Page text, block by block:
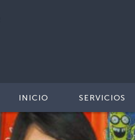
INICIO SERVICIOS